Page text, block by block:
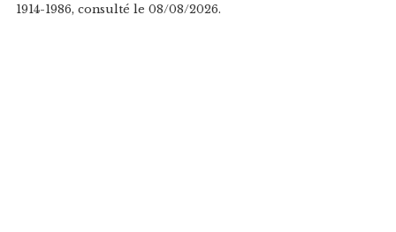
1914-1986, consulté le 08/08/2026.